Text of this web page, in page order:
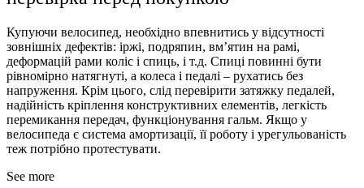
Купуючи велосипед, необхідно впевнитись у відсутності
зовнішніх дефектів: іржі, подряпин, вм’ятин на рамі,
деформацій рами коліс і спиць, і т.д. Спиці повинні бути
рівномірно натягнуті, а колеса і педалі – рухатись без
напруження. Крім цього, слід перевірити затяжку педалей,
надійність кріплення конструктивних елементів, легкість
перемикання передач, функціонування гальм. Якщо у
велосипеда є система амортизації, її роботу і урегульованість
теж потрібно протестувати.
See more